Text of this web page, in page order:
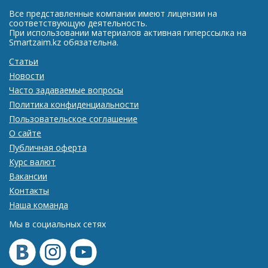
Все представленные компании имеют лицензии на
соответствующую деятельность.
При использовании материалов активная гиперссылка на
Smartzaim.kz обязательна.
Статьи
Новости
Часто задаваемые вопросы
Политика конфиденциальности
Пользовательское соглашение
О сайте
Публичная оферта
Курс валют
Вакансии
Контакты
Наша команда
Мы в социальных сетях